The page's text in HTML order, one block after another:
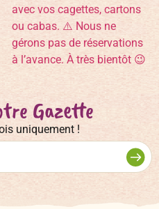
Gazette
uniquement !